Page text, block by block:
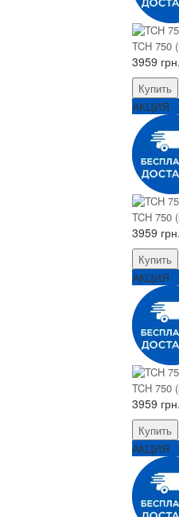
TCH 750
3959 грн.
Купить
АКЦИЯ
TCH 750
3959 грн.
Купить
АКЦИЯ
TCH 750
3959 грн.
Купить
АКЦИЯ